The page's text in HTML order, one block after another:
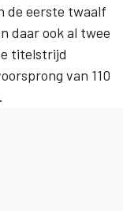
de eerste twaalf
daar ook al twee
titelstrijd
van 110